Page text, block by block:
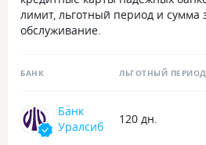
лимит, льготный период и сумма
обслуживание.
БАНК ЛЬГОТНЫЙ ПЕРИОД
Банк
Уралсиб
120 дн.